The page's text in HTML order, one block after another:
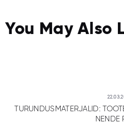
You May Also
TURUNDUSMATERJALID:
NENDE